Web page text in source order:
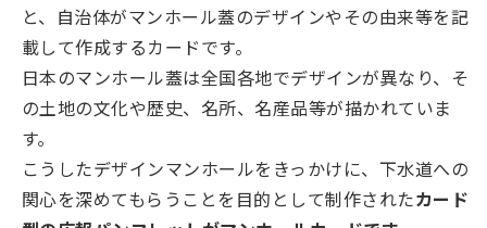
と、自治体がマンホール蓋のデザインやその由来等を記
載して作成するカードです。
日本のマンホール蓋は全国各地でデザインが異なり、そ
の土地の文化や歴史、名所、名産品等が描かれていま
す。
こうしたデザインマンホールをきっかけに、下水道への
関心を深めてもらうことを目的として制作されたカード